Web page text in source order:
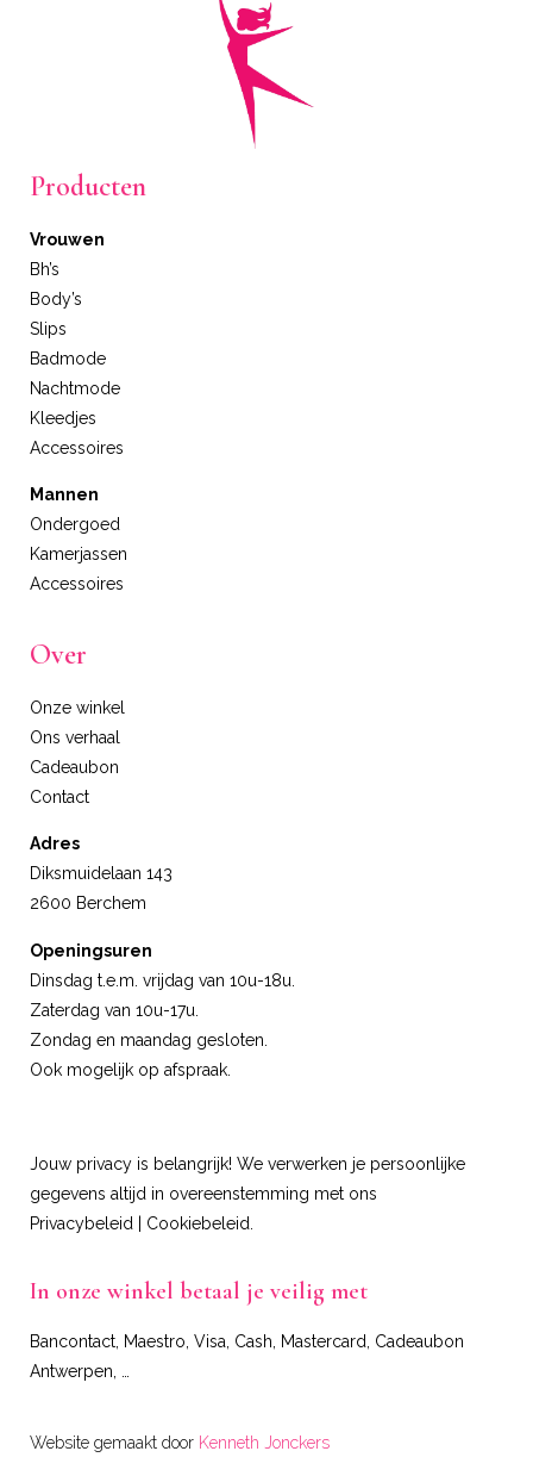
Producten
Vrouwen
Bh’s
Body’s
Slips
Badmode
Nachtmode
Kleedjes
Accessoires
Mannen
Ondergoed
Kamerjassen
Accessoires
Over
Onze winkel
Ons verhaal
Cadeaubon
Contact
Adres
Diksmuidelaan 143
2600 Berchem
Openingsuren
Dinsdag t.e.m. vrijdag van 10u-18u.
Zaterdag van 10u-17u.
Zondag en maandag gesloten.
Ook mogelijk op afspraak.
Jouw privacy is belangrijk! We verwerken je persoonlijke
gegevens altijd in overeenstemming met ons
Privacybeleid
Cookiebeleid
In onze winkel betaal je veilig met
Bancontact, Maestro, Visa, Cash, Mastercard, Cadeaubon
Antwerpen, …
Website gemaakt door Kenneth Jonckers